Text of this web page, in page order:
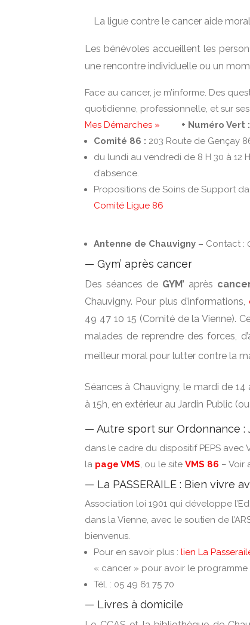
La ligue contre le cancer aide
Les bénévoles accueillent les
une rencontre individuelle ou un
Face au cancer, je m’informe. Des
quotidienne, professionnelle, et sur
Mes Démarches »
+ Numéro Vert
Comité 86 : 203 Route de Gençay
du lundi au vendredi de 8 H 30 à 12
d’absence.
Propositions de Soins de Support
Comité Ligue 86
Antenne de Chauvigny – Contact :
— Gym’ après cancer
Des séances de GYM’ après
Chauvigny. Pour plus d’informations,
49 47 10 15 (Comité de la Vienne).
malades de reprendre des forces,
meilleur moral pour lutter contre la
Séances à Chauvigny, le mardi de
à 15h, en extérieur au Jardin Public
— Autre sport sur Ordonnance :
dans le cadre du dispositif PEPS avec
la page VMS, ou le site VMS 86 – Voir
— La PASSERAILE : Bien vivre
Association loi 1901 qui développe
dans la Vienne, avec le soutien de
bienvenus.
Pour en savoir plus : lien La
« cancer » pour avoir le programme
Tél. : 05 49 61 75 70
— Livres à domicile